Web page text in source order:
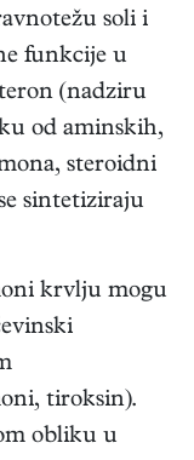
soli i
funkcije u
(nadziru
od aminskih,
steroidni
sintetiziraju
krvlju mogu
tiroksin).
obliku u